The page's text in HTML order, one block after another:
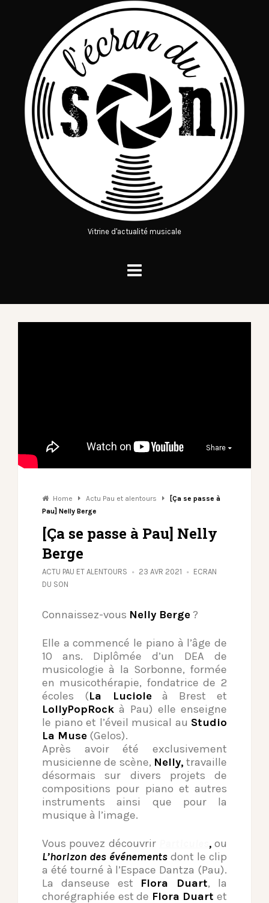
Vitrine d'actualité musicale
Share
Home Actu Pau et alentours
[Ça se passe à
Pau] Nelly Berge
[Ça se passe à Pau] Nelly
Berge
ACTU PAU ET ALENTOURS 23 AVR 2021
ECRAN
DU SON
Connaissez-vous Nelly Berge?
Elle a commencé le piano à l’âge de
10 ans. Diplômée d’un DEA de
musicologie à la Sorbonne, formée
en musicothérapie, fondatrice de 2
écoles (La Lucioleà Brest et
LollyPopRock à Pau) elle enseigne
le piano et l’éveil musical au Studio
La Muse (Gelos).
Après avoir été exclusivement
musicienne de scène, Nelly, travaille
désormais sur divers projets de
compositions pour piano et autres
instruments ainsi que pour la
musique à l’image.
Vous pouvez découvrir ,ou
L’horizon des événements dont le clip
a été tourné à l’Espace Dantza (Pau).
La danseuse est Flora Duart, la
chorégraphiée est de Flora Duart et